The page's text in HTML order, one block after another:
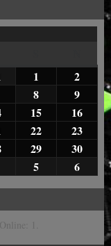
1
2
8
9
15
16
22
23
29
30
5 6
. Online: 1.